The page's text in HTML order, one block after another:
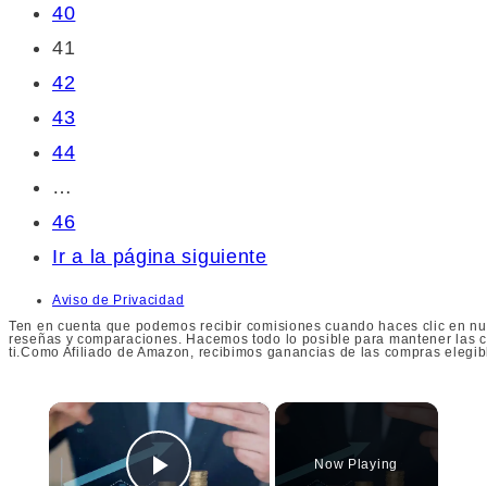
40
41
42
43
44
…
46
Ir a la página siguiente
Aviso de Privacidad
Ten en cuenta que podemos recibir comisiones cuando haces clic en
reseñas y comparaciones. Hacemos todo lo posible para mantener
ti.Como Afiliado de Amazon, recibimos ganancias de las compras
×
Now Playing